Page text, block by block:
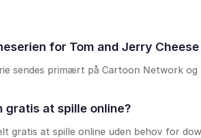
for Tom and Jerry Cheese
sendes primært på Cartoon Network
gratis at spille online?
gratis at spille online uden behov for